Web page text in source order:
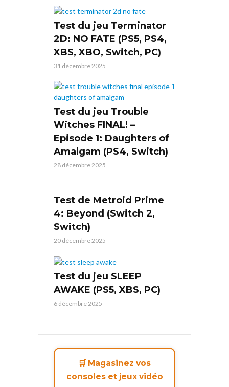
Test du jeu Terminator
2D: NO FATE (PS5, PS4,
XBS, XBO, Switch, PC)
31 décembre 2025
Test du jeu Trouble
Witches FINAL! –
Episode 1: Daughters of
Amalgam (PS4, Switch)
28 décembre 2025
Test de Metroid Prime
4: Beyond (Switch 2,
Switch)
20 décembre 2025
Test du jeu SLEEP
AWAKE (PS5, XBS, PC)
6 décembre 2025
🛒 Magasinez vos
consoles et jeux vidéo